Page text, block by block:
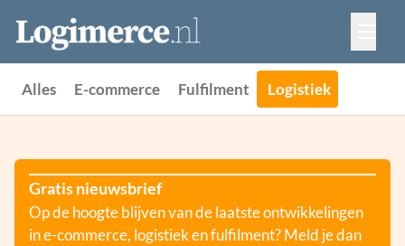
Vacatures
Events
Alles E-commerce Fulfilment Logistiek
Gratis nieuwsbrief
Op de hoogte blijven van de laatste ontwikkelingen
in e-commerce, logistiek en fulfilment? Meld je dan